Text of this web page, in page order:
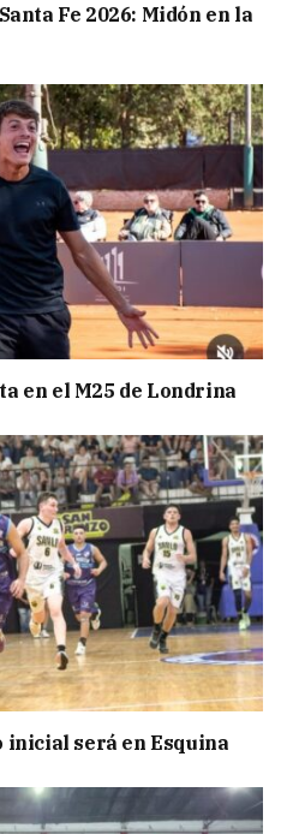
Fe 2026: Midón en la
en el M25 de Londrina
será en Esquina